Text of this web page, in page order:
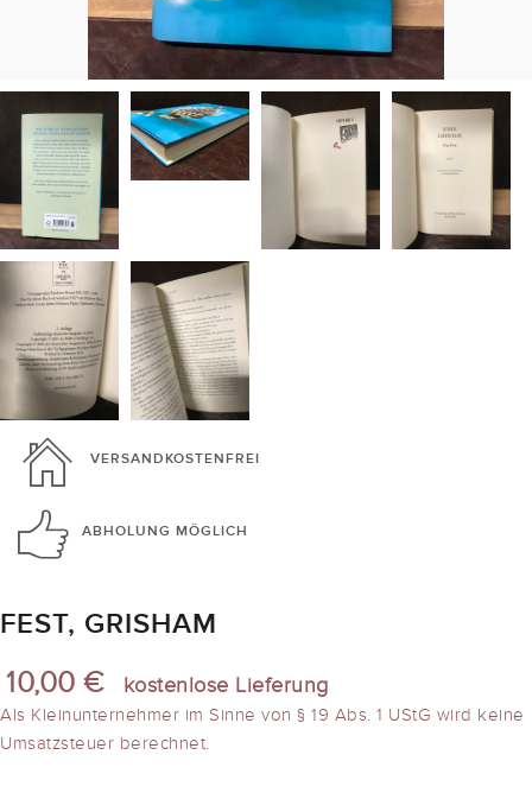
VERSANDKOSTENFREI
ABHOLUNG MÖGLICH
FEST, GRISHAM
10,00 € kostenlose Lieferung
Als Kleinunternehmer im Sinne von § 19 Abs. 1 UStG wird keine
Umsatzsteuer berechnet.